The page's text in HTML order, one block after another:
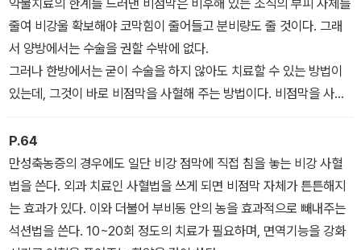
여 있어 계곡을 이루고 그 뒤에는 또 조금 큰 동굴(접형동)이 자리하
고 있어서 숨을 쉴 때마다 이곳으로도 공기가 지나다닌다. 그리하여
숨을 쉴 때 비강과 부비동 전체로 공기가 훑고 지나가게 된다.
약물치료의 한계를 드러낸 비점막은 비후해 있는 조직의 부피 자체를
줄여 비강울 확보해야 코막힘이 줄어들고 분비량도 줄 것이다. 그래
서 양방에서는 수술을 권할 수밖에 없다.
그러나 한방에서는 굳이 수술을 하지 않아도 치료할 수 있는 방법이
있는데, 그것이 바로 비점막을 사혈해 주는 방법이다. 비점막을 사혈
할 수 있는 침을 이용하여 살짝살짝 사혈을 하면, 피가 나오면서 부풀
어 있는 점막의 붓기가 조금씩 빠진다. 반복해서 시술을 하면, 원하는
정도까지 비점막의 붓기를 가라앉힐 수 있다. 만성비염으로 치료의
한계에 닿을 때까지 기다렸다가 시술하는 것이 아니라, 약물치료의
한계에 다다르기 전에, 코감기에 걸렸을 때만이라도 한 번씩 코 점막
을 사혈해준다면 심각한 코막힘으로 고생하는 일이 엄청 줄어들 것이
P.64
만성축농증의 경우에도 일단 비강 점막에 직접 침을 놓는 비강 사혈
법을 쓴다. 외과 치료인 사혈법을 쓰게 되면 비점막 자체가 튼튼해지
는 효과가 있다. 이와 더불어 부비동 안의 농을 효과적으로 빼내주는
석션법을 쓴다. 10~20회 정도의 치료가 필요하며, 면역기능을 강화